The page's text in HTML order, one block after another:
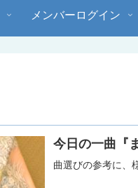
メンバーログイン
今日の一曲『
曲選びの参考に、